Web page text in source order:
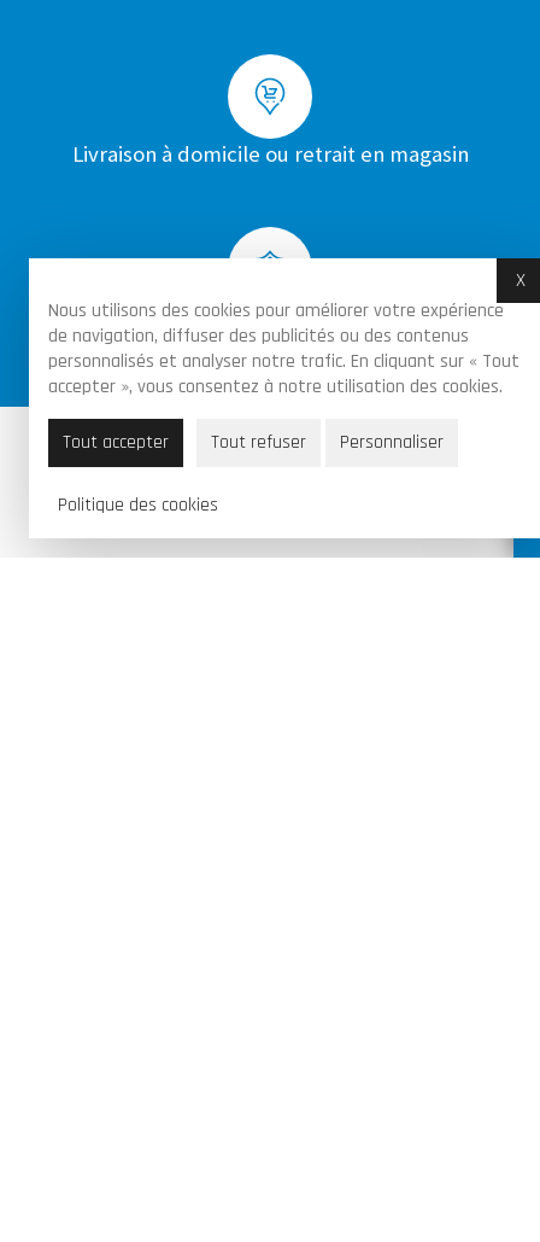
Nous utilisons des cookies pour améliorer votre expérience
de navigation, diffuser des publicités ou des contenus
personnalisés et analyser notre trafic. En cliquant sur « Tout
accepter », vous consentez à notre utilisation des cookies.
Tout accepter Tout refuser Personnaliser
Politique des cookies
X
Livraison à domicile ou retrait en magasin
Achats sécurisés par certificat SSL sur toutes
les commandes
Piraux Valentin & Fils SRL